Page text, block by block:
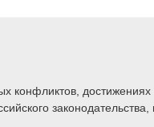
конфликтов,